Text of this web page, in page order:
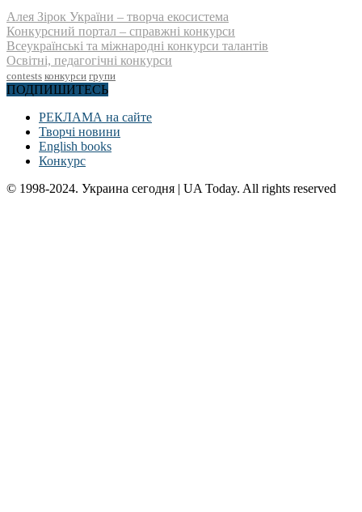
Алея Зірок України – творча екосистема
Конкурсний портал – справжні конкурси
Всеукраїнські та міжнародні конкурси талантів
Освітні, педагогічні конкурси
contests конкурси групи
ПОДПИШИТЕСЬ
РЕКЛАМА на сайте
Творчі новини
English books
Конкурс
© 1998-2024. Украина сегодня | UA Today. All rights reserved